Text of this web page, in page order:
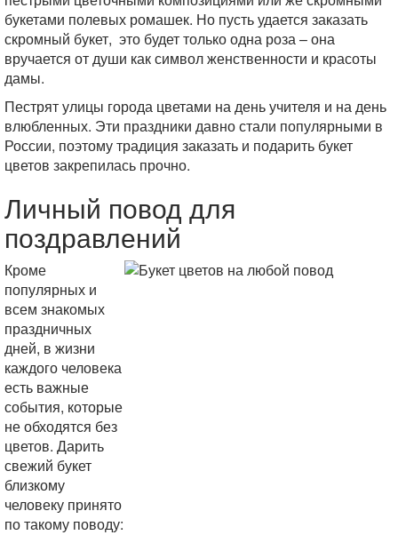
букетами полевых ромашек. Но пусть удается заказать
скромный букет, это будет только одна роза – она
вручается от души как символ женственности и красоты
дамы.
Пестрят улицы города цветами на день учителя и на день
влюбленных. Эти праздники давно стали популярными в
России, поэтому традиция заказать и подарить букет
цветов закрепилась прочно.
Личный повод для
поздравлений
Кроме
популярных и
всем знакомых
праздничных
дней, в жизни
каждого человека
есть важные
события, которые
не обходятся без
цветов. Дарить
свежий букет
близкому
человеку принято
по такому поводу: